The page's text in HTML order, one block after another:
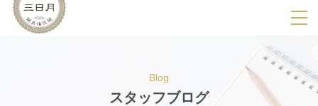
SPメニ
ー
展
Blog
スタッフブログ